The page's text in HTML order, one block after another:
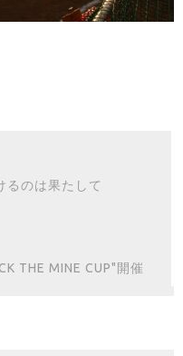
るのは果たして
THE MINE CUP"開催